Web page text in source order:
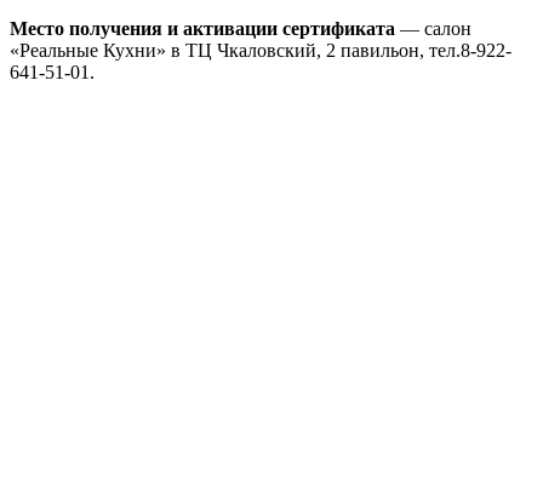
Место получения и активации сертификата — салон
«Реальные Кухни» в ТЦ Чкаловский, 2 павильон, тел.8-922-
641-51-01.